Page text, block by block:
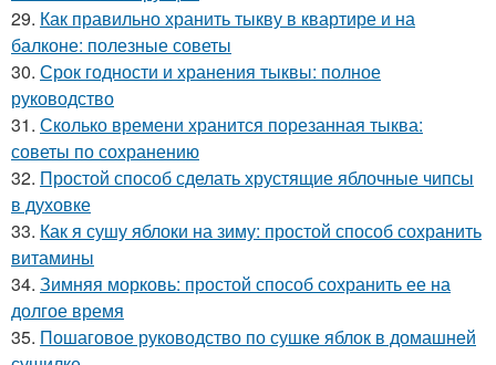
29. Как правильно хранить тыкву в квартире и на
балконе: полезные советы
30. Срок годности и хранения тыквы: полное
руководство
31. Сколько времени хранится порезанная тыква:
советы по сохранению
32. Простой способ сделать хрустящие яблочные чипсы
в духовке
33. Как я сушу яблоки на зиму: простой способ сохранить
витамины
34. Зимняя морковь: простой способ сохранить ее на
долгое время
35. Пошаговое руководство по сушке яблок в домашней